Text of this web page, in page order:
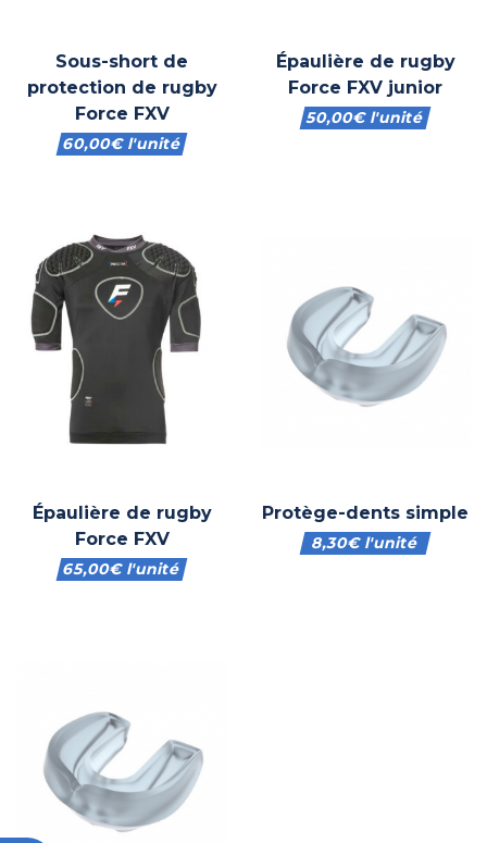
Sous-short de
protection de rugby
Force FXV
60,00€l'unité
Épaulière de rugby
Force FXV junior
50,00€l'unité
Épaulière de rugby
Force FXV
65,00€l'unité
Protège-dents simple
8,30€l'unité